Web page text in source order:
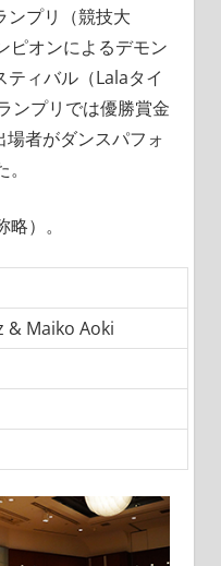
ンプリ（競技大
ピオンによるデモン
ィバル（Lalaタイ
ンプリでは優勝賞金
者がダンスパフォ
）。
& Maiko Aoki